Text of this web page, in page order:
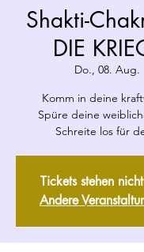
Shakti-
DIE
Do., 08. Aug.
Komm in deine
Spüre deine
Schreite los für
Tickets stehen
Andere